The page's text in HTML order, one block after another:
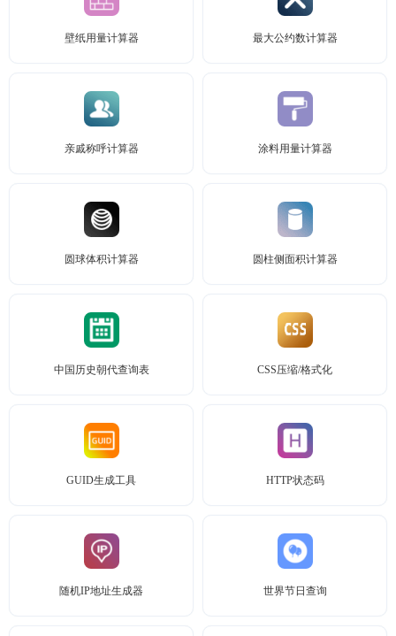
壁纸用量计算器 最大公约数计算器
亲戚称呼计算器 涂料用量计算器
圆球体积计算器 圆柱侧面积计算器
中国历史朝代查询表 CSS压缩/格式化
GUID生成工具 HTTP状态码
随机IP地址生成器 世界节日查询